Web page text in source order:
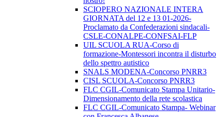
SCIOPERO NAZIONALE INTERA
GIORNATA del 12 e 13 01-2026-
Proclamato da Confederazioni sindacali-
CSLE-CONALPE-CONFSAI-FLP
UIL SCUOLA RUA-Corso di
formazione-Montessori incontra il disturbo
dello spettro autistico
SNALS MODENA-Concorso PNRR3
CISL SCUOLA-Concorso PNRR3
FLC CGIL-Comunicato Stampa Unitario-
Dimensionamento della rete scolastica
FLC CGIL-Comunicato Stampa- Webinar